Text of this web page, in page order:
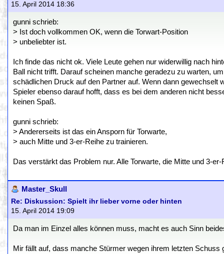
15. April 2014 18:36
gunni schrieb:
> Ist doch vollkommen OK, wenn die Torwart-Position
> unbeliebter ist.
Ich finde das nicht ok. Viele Leute gehen nur widerwillig nach
Ball nicht trifft. Darauf scheinen manche geradezu zu warten,
schädlichen Druck auf den Partner auf. Wenn dann gewechselt
Spieler ebenso darauf hofft, dass es bei dem anderen nicht
keinen Spaß.
gunni schrieb:
> Andererseits ist das ein Ansporn für Torwarte,
> auch Mitte und 3-er-Reihe zu trainieren.
Das verstärkt das Problem nur. Alle Torwarte, die Mitte und 3-
Master_Skull
Re: Diskussion: Spielt ihr lieber vorne oder hinten
15. April 2014 19:09
Da man im Einzel alles können muss, macht es auch Sinn
Mir fällt auf, dass manche Stürmer wegen ihrem letzten